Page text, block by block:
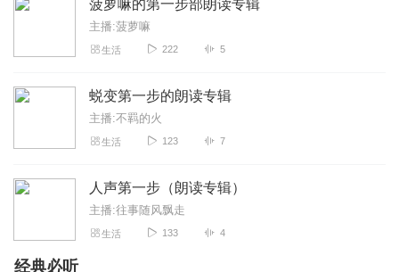
菠萝嘛的第一步部朗读专辑
主播:菠萝嘛
生活 222 5
蜕变第一步的朗读专辑
主播:不羁的火
生活 123 7
人声第一步（朗读专辑）
主播:往事随风飘走
生活 133 4
经典必听